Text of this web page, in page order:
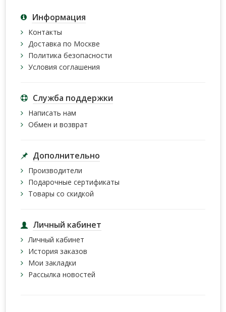
Информация
Контакты
Доставка по Москве
Политика безопасности
Условия соглашения
Служба поддержки
Написать нам
Обмен и возврат
Дополнительно
Производители
Подарочные сертификаты
Товары со скидкой
Личный кабинет
Личный кабинет
История заказов
Мои закладки
Рассылка новостей